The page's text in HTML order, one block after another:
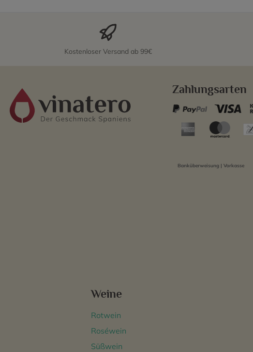
Kostenloser Versand ab 99€
Weine
Rotwein
Roséwein
Süßwein
Zahlungsarten
Banküberweisung | Vorkasse